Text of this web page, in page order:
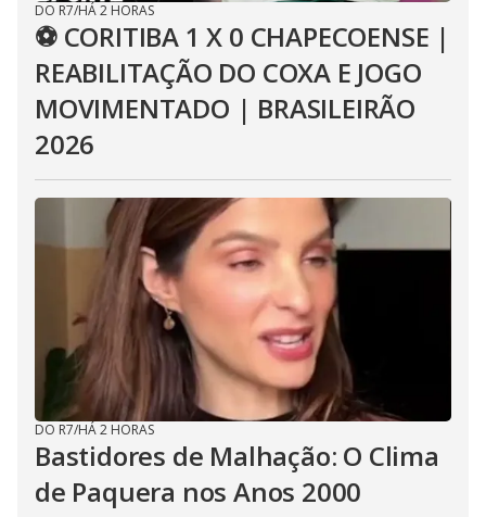
DO R7/HÁ 2 HORAS
⚽ CORITIBA 1 X 0 CHAPECOENSE |
REABILITAÇÃO DO COXA E JOGO
MOVIMENTADO | BRASILEIRÃO
2026
DO R7/HÁ 2 HORAS
Bastidores de Malhação: O Clima
de Paquera nos Anos 2000